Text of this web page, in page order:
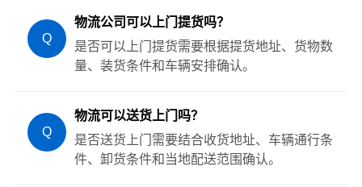
Q
物流公司可以上门提货吗？
是否可以上门提货需要根据提货地址、货物数
量、装货条件和车辆安排确认。
Q
物流可以送货上门吗？
是否送货上门需要结合收货地址、车辆通行条
件、卸货条件和当地配送范围确认。